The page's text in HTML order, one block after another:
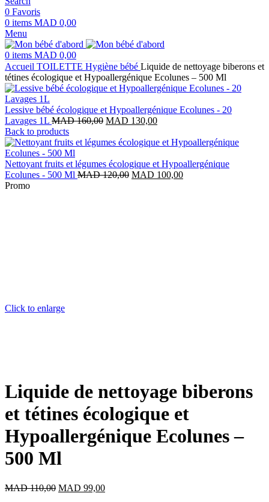
0 Favoris
0 items MAD 0,00
Menu
0 items MAD 0,00
Accueil TOILETTE Hygiène bébé Liquide de nettoyage biberons et
tétines écologique et Hypoallergénique Ecolunes – 500 Ml
Lessive bébé écologique et Hypoallergénique Ecolunes - 20
Lavages 1L MAD160,00 Le
initial
MAD 160,00.
MAD 130,00Le
actuel
MAD 130,00.
Back to products
Nettoyant fruits et légumes écologique et Hypoallergénique
Ecolunes - 500 Ml MAD120,00 Le
MAD 100,00Le
Promo
Click to enlarge
Liquide de nettoyage biberons
et tétines écologique et
Hypoallergénique Ecolunes –
500 Ml
MAD110,00 Le
MAD 99,00Le